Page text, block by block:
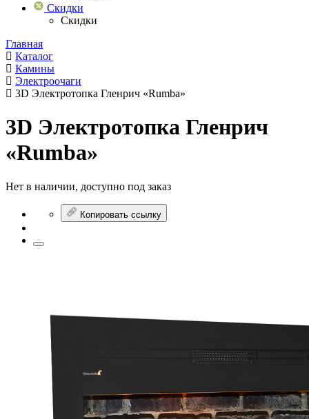
Скидки
Скидки
Главная
Каталог
Камины
Электроочаги
3D Электротопка Гленрич «Rumba»
3D Электротопка Гленрич
«Rumba»
Нет в наличии, доступно под заказ
Копировать ссылку